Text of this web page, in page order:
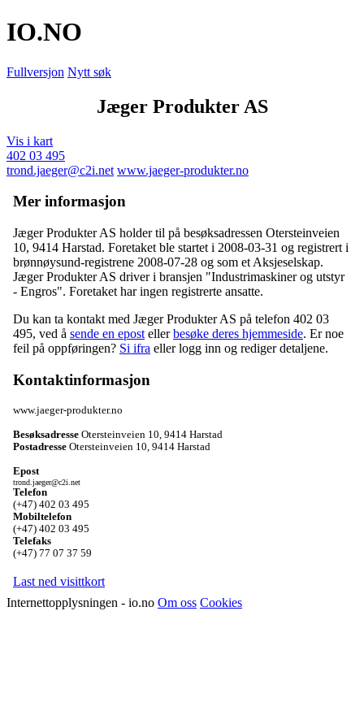
IO.NO
Fullversjon Nytt søk
Jæger Produkter AS
Vis i kart
402 03 495
trond.jaeger@c2i.net www.jaeger-produkter.no
Mer informasjon
Jæger Produkter AS holder til på besøksadressen Otersteinveien
10, 9414 Harstad. Foretaket ble startet i 2008-03-31 og registrert i
brønnøysund-registrene 2008-07-28 og som et Aksjeselskap.
Jæger Produkter AS driver i bransjen "Industrimaskiner og utstyr
- Engros". Foretaket har ingen registrerte ansatte.
Du kan ta kontakt med Jæger Produkter AS på telefon 402 03
495, ved å sende en epost ellerbesøke deres hjemmeside. Er noe
feil på oppføringen? Si ifra eller logg inn og rediger detaljene.
Kontaktinformasjon
www.jaeger-produkter.no
Besøksadresse Otersteinveien 10 9414 Harstad
Postadresse Otersteinveien 10 9414 Harstad
Epost
trond.jaeger@c2i.net
Telefon
(+47) 402 03 495
Mobiltelefon
(+47) 402 03 495
Telefaks
(+47) 77 07 37 59
Last ned visittkort
Internettopplysningen - io.no Om oss Cookies